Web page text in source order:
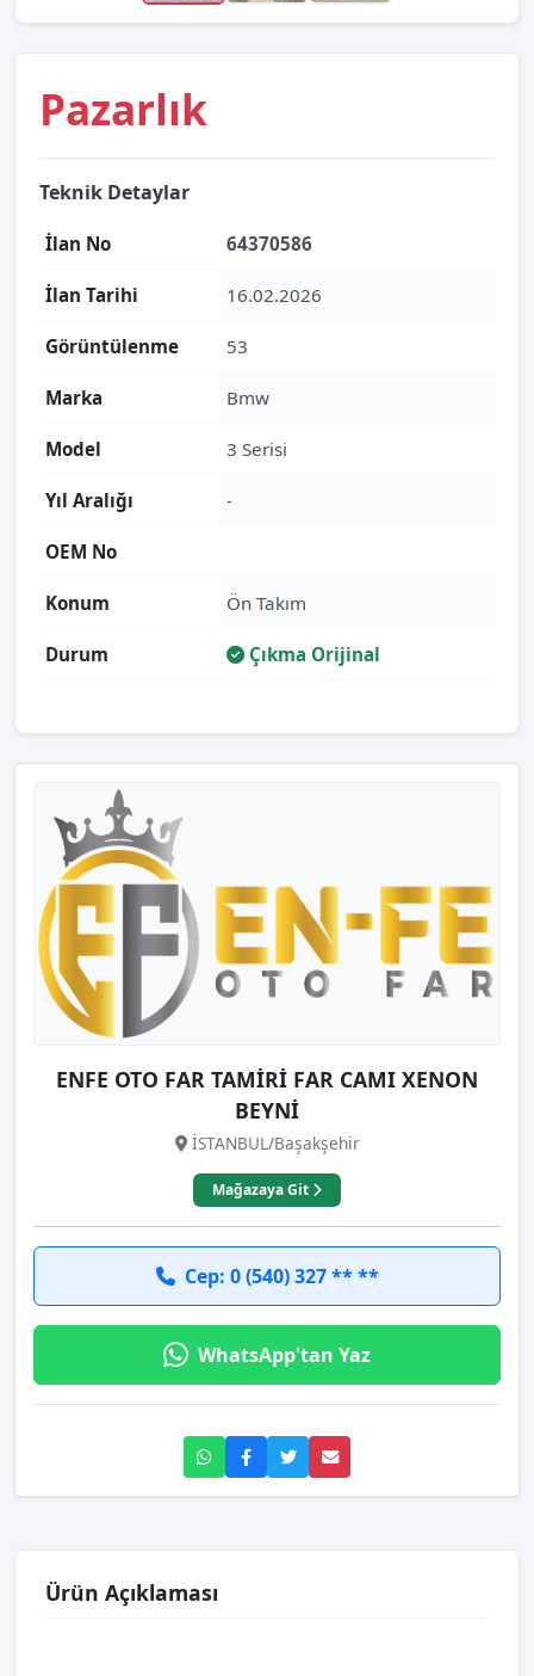
Pazarlık
Teknik Detaylar
İlan No 64370586
İlan Tarihi 16.02.2026
Görüntülenme 53
Marka Bmw
Model 3 Serisi
Yıl Aralığı -
OEM No
Konum Ön Takım
Durum Çıkma Orijinal
ENFE OTO FAR TAMİRİ FAR CAMI XENON
BEYNİ
İSTANBUL/Başakşehir
Mağazaya Git
Cep: 0 (540) 327 ** **
WhatsApp'tan Yaz
Ürün Açıklaması